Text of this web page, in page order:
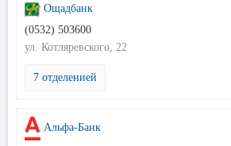
Ощадбанк
(0532) 503600
ул. Котляревского, 22
7 отделенией
Альфа-Банк